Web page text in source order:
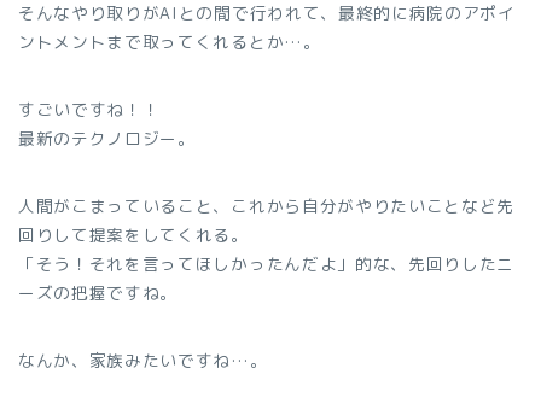
そんなやり取りがAIとの間で行われて、最終的に病院のアポイ
ントメントまで取ってくれるとか…。
すごいですね！！
最新のテクノロジー。
人間がこまっていること、これから自分がやりたいことなど先
回りして提案をしてくれる。
「そう！それを言ってほしかったんだよ」的な、先回りしたニ
ーズの把握ですね。
なんか、家族みたいですね…。